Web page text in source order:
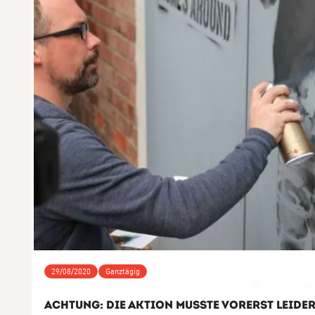
29/08/2020 Ganztägig
ACHTUNG: Die Aktion musste vorerst